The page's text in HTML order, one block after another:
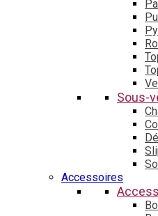
Sous-
Accessoires